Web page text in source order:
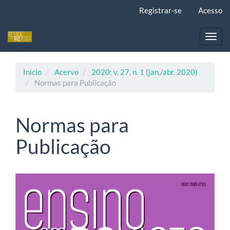
principal
Registrar-se Acesso
Início Acervo
2020: v. 27, n. 1 (jan./abr. 2020)
Normas para Publicação
Normas para
Publicação
lateral
de